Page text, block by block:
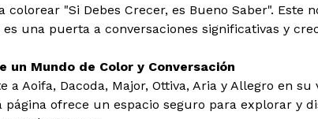
colorear "Si Debes Crecer, es Bueno Saber". Este
es una puerta a conversaciones significativas y
un Mundo de Color y Conversación
a Aoifa, Dacoda, Major, Ottiva, Aria y Allegro en
página ofrece un espacio seguro para explorar y